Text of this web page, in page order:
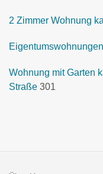
2 Zimmer Wohnung
Wohnung mit Garten
Straße 301